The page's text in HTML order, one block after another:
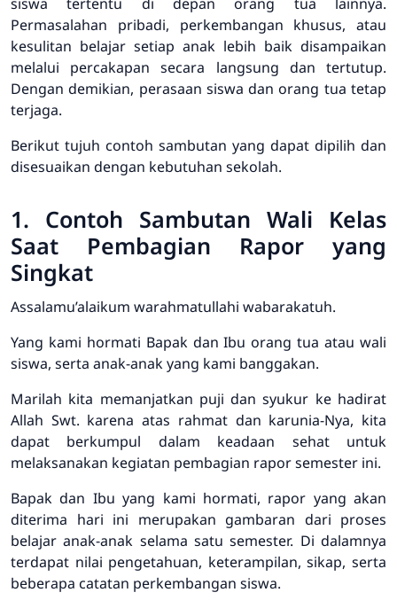
Permasalahan pribadi, perkembangan khusus, atau
kesulitan belajar setiap anak lebih baik disampaikan
melalui percakapan secara langsung dan tertutup.
Dengan demikian, perasaan siswa dan orang tua tetap
terjaga.
Berikut tujuh contoh sambutan yang dapat dipilih dan
disesuaikan dengan kebutuhan sekolah.
1. Contoh Sambutan Wali Kelas
Saat Pembagian Rapor yang
Singkat
Assalamu’alaikum warahmatullahi wabarakatuh.
Yang kami hormati Bapak dan Ibu orang tua atau wali
siswa, serta anak-anak yang kami banggakan.
Marilah kita memanjatkan puji dan syukur ke hadirat
Allah Swt. karena atas rahmat dan karunia-Nya, kita
dapat berkumpul dalam keadaan sehat untuk
melaksanakan kegiatan pembagian rapor semester ini.
Bapak dan Ibu yang kami hormati, rapor yang akan
diterima hari ini merupakan gambaran dari proses
belajar anak-anak selama satu semester. Di dalamnya
terdapat nilai pengetahuan, keterampilan, sikap, serta
beberapa catatan perkembangan siswa.